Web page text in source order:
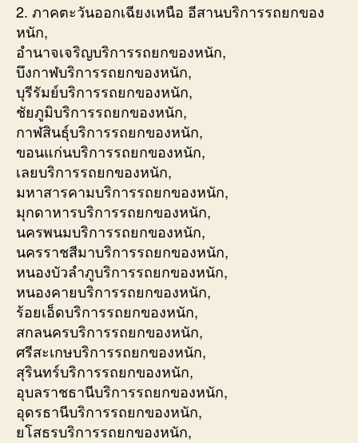
2. ภาคตะวันออกเฉียงเหนือ อีสานบริการรถยกของ
หนัก,
อำนาจเจริญบริการรถยกของหนัก,
บึงกาฬบริการรถยกของหนัก,
บุรีรัมย์บริการรถยกของหนัก,
ชัยภูมิบริการรถยกของหนัก,
กาฬสินธุ์บริการรถยกของหนัก,
ขอนแก่นบริการรถยกของหนัก,
เลยบริการรถยกของหนัก,
มหาสารคามบริการรถยกของหนัก,
มุกดาหารบริการรถยกของหนัก,
นครพนมบริการรถยกของหนัก,
นครราชสีมาบริการรถยกของหนัก,
หนองบัวลำภูบริการรถยกของหนัก,
หนองคายบริการรถยกของหนัก,
ร้อยเอ็ดบริการรถยกของหนัก,
สกลนครบริการรถยกของหนัก,
ศรีสะเกษบริการรถยกของหนัก,
สุรินทร์บริการรถยกของหนัก,
อุบลราชธานีบริการรถยกของหนัก,
อุดรธานีบริการรถยกของหนัก,
ยโสธรบริการรถยกของหนัก,